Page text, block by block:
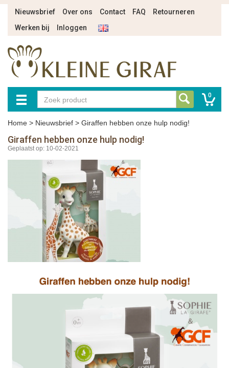
Nieuwsbrief Over ons Contact FAQ
Retourneren
Werken bij
Inloggen
0
Home > Nieuwsbrief > Giraffen hebben onze hulp nodig!
Giraffen hebben onze hulp nodig!
Geplaatst op: 10-02-2021